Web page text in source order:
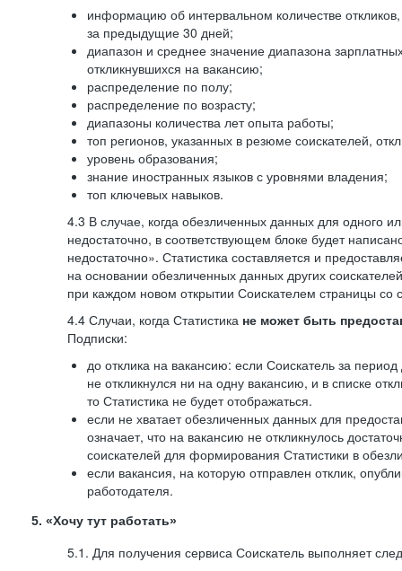
информацию об интервальном количестве
за предыдущие 30 дней;
диапазон и среднее значение диапазона
откликнувшихся на вакансию;
распределение по полу;
распределение по возрасту;
диапазоны количества лет опыта работы;
топ регионов, указанных в резюме соискателей,
уровень образования;
знание иностранных языков с уровнями владения;
топ ключевых навыков.
4.3 В случае, когда обезличенных данных для одного
недостаточно, в соответствующем блоке будет
недостаточно». Статистика составляется и
на основании обезличенных данных других
при каждом новом открытии Соискателем страницы со
4.4 Случаи, когда Статистика не может быть
Подписки:
до отклика на вакансию: если Соискатель за период
не откликнулся ни на одну вакансию, и в списке
то Статистика не будет отображаться.
если не хватает обезличенных данных для
означает, что на вакансию не откликнулось
соискателей для формирования Статистики в
если вакансия, на которую отправлен отклик,
работодателя.
5. «Хочу тут работать»
5.1. Для получения сервиса Соискатель выполняет